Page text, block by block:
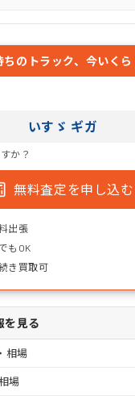
ちのトラック、今いくら
いすゞ ギガ
か？
無料査定を申し込む
出張
もOK
き買取可
を見る
相場
場